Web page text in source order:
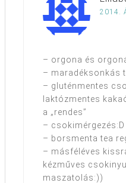
2014.
– orgona és
– maradéksonkás
– gluténmentes
laktózmentes
a „rendes”
– csokimérgezés:D
– borsmenta tea
– másféléves
kézműves
maszatolás:))